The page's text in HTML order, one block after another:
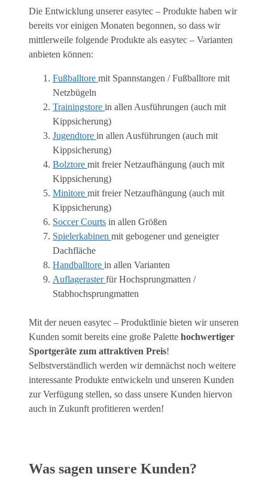
Die Entwicklung unserer easytec – Produkte haben wir
bereits vor einigen Monaten begonnen, so dass wir
mittlerweile folgende Produkte als easytec – Varianten
anbieten können:
Fußballtore mit Spannstangen / Fußballtore mit
Netzbügeln
Trainingstore in allen Ausführungen (auch mit
Kippsicherung)
Jugendtore in allen Ausführungen (auch mit
Kippsicherung)
Bolztore mit freier Netzaufhängung (auch mit
Kippsicherung)
Minitore mit freier Netzaufhängung (auch mit
Kippsicherung)
Soccer Courts in allen Größen
Spielerkabinen mit gebogener und geneigter
Dachfläche
Handballtore in allen Varianten
Auflagerasterfür Hochsprungmatten /
Stabhochsprungmatten
Mit der neuen easytec – Produktlinie bieten wir unseren
Kunden somit bereits eine große Palette hochwertiger
Sportgeräte zum attraktiven Preis!
Selbstverständlich werden wir demnächst noch weitere
interessante Produkte entwickeln und unseren Kunden
zur Verfügung stellen, so dass unsere Kunden hiervon
auch in Zukunft profitieren werden!
Was sagen unsere Kunden?